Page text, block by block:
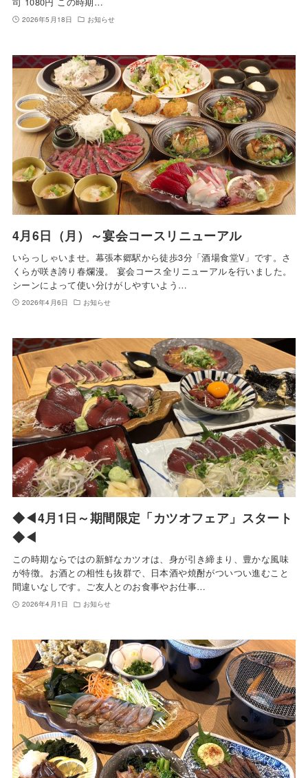
2026年5月18日 お知らせ
4月6日（月）～宴会コースリニューアル
いらっしゃいませ。幕張本郷駅から徒歩3分「酒場食堂V」です。さ
くらが咲き誇り春爛漫。 宴会コース全リニューアルを行いました。
シーンによって使い分けがしやすいよう…
2026年4月6日 お知らせ
◆◀4月1日～期間限定「カツオフェア」スタート
◆◀
この時期ならではの新鮮なカツオは、身が引き締まり、豊かな風味
が特徴。お酒との相性も抜群で、日本酒や焼酎がついつい進むこと
間違いなしです。ご友人とのお食事やお仕事…
2026年4月1日 お知らせ